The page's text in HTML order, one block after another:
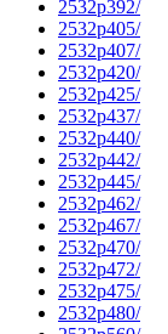
2532p392/
2532p405/
2532p407/
2532p420/
2532p425/
2532p437/
2532p440/
2532p442/
2532p445/
2532p462/
2532p467/
2532p470/
2532p472/
2532p475/
2532p480/